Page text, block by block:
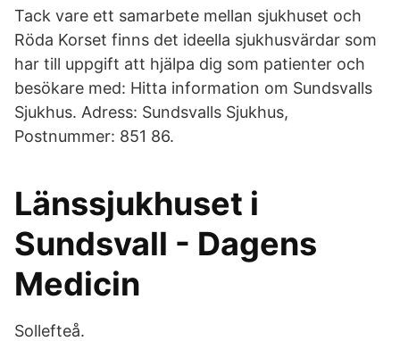
Tack vare ett samarbete mellan sjukhuset och
Röda Korset finns det ideella sjukhusvärdar som
har till uppgift att hjälpa dig som patienter och
besökare med: Hitta information om Sundsvalls
Sjukhus. Adress: Sundsvalls Sjukhus,
Postnummer: 851 86.
Länssjukhuset i
Sundsvall - Dagens
Medicin
Sollefteå.